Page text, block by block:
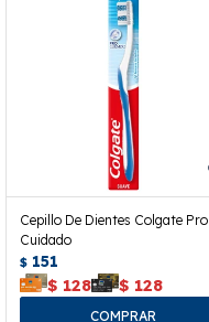
Cepillo De Dientes Colgate Pro
Cuidado
$ 151
$ 128 $ 128